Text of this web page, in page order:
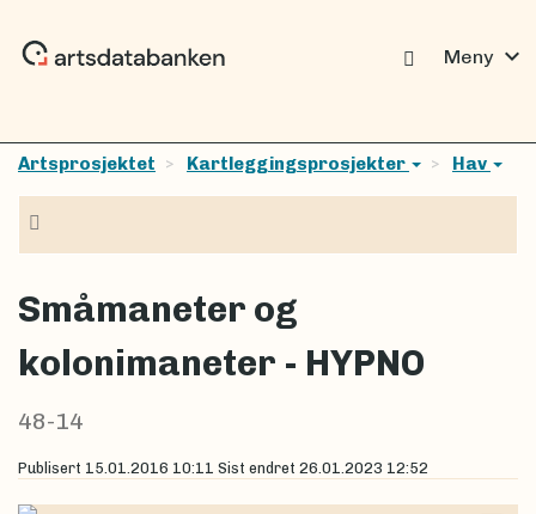
Meny expand_more
Artsprosjektet Kartleggingsprosjekter Hav
Småmaneter og
kolonimaneter - HYPNO
48-14
Publisert 15.01.2016 10:11 Sist endret 26.01.2023 12:52